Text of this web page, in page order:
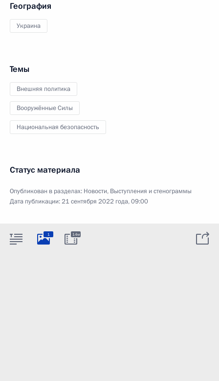
География
Украина
Темы
Внешняя политика
Вооружённые Силы
Национальная безопасность
Статус материала
Опубликован в разделах: Новости, Выступления и стенограммы
Дата публикации:21 сентября 2022 года, 09:00
1 14м